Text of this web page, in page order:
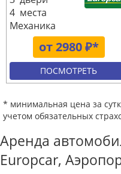
от 2980 ₽*
4 места
Механика
ПОСМОТРЕТЬ
* минимальная цена за
учетом обязательных
Аренда
Europcar,